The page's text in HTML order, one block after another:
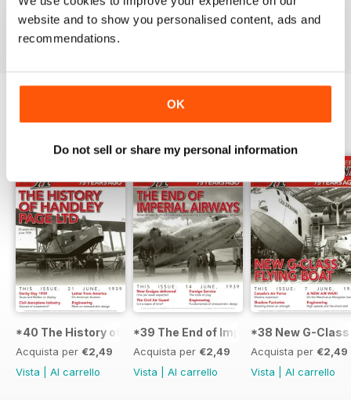
website and to show you personalised content, ads and
recommendations.
OK
Do not sell or share my personal information
Recensito 01 ottobre 2018
EDIZIONI INDIETRO
*40 The History of Handley Page LTD
Acquista per €2,49
Vista
Al carrello
*39 The End of Imperial Airways
Acquista per €2,49
Vista
Al carrello
*38 New G-
Acquista per €2,49
Vista
Al carrello